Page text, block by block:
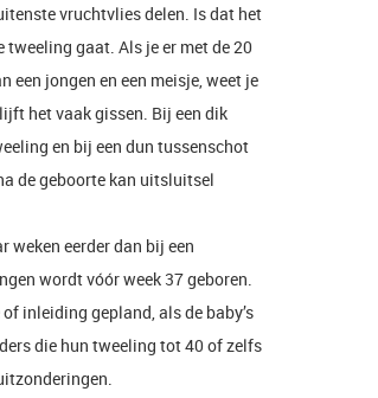
vruchtvlies delen. Is dat het
tweeling gaat. Als je er met de 20
een jongen en een meisje, weet je
het vaak gissen. Bij een dik
en bij een dun tussenschot
de geboorte kan uitsluitsel
weken eerder dan bij een
wordt vóór week 37 geboren.
inleiding gepland, als de baby’s
die hun tweeling tot 40 of zelfs